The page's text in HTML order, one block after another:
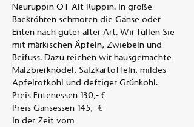
Neuruppin OT Alt Ruppin. In große
Backröhren schmoren die Gänse oder
Enten nach guter alter Art. Wir füllen Sie
mit märkischen Äpfeln, Zwiebeln und
Beifuss. Dazu reichen wir hausgemachte
Malzbierknödel, Salzkartoffeln, mildes
Apfelrotkohl und deftiger Grünkohl.
Preis Entenessen 130,- €
Preis Gansessen 145,- €
In der Zeit vom